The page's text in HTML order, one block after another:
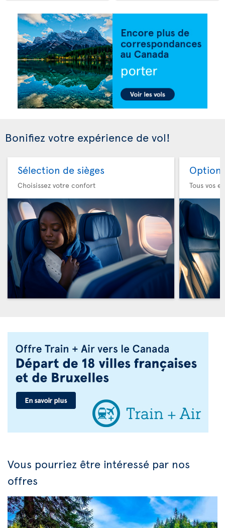
Bonifiez votre expérience de vol!
Sélection de sièges
Choisissez votre confort
Option
Tous vos
Vous pourriez être intéressé par nos
offres